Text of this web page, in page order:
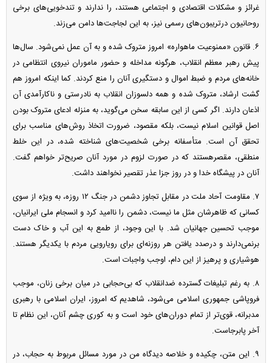
غرائز و مشکلات اقتصادی و اجتماعی هستند، را ندارند و تندخویی‌های برخی
روحانیون درتریبون‌های رسمی نیز، به این لجاجت‌ها دامن می‌زند.
۶. قانون «ممنوعیت ماهواره» امروز متروک شده و به آن عمل نمی‌‎شود. سال‌ها
پیش رهبر معظم انقلاب، هرگونه مداخله و حضور ماموران نیروی انتظامی در
خانه‌های مردم و ضبط اموال و دستگیری آنان را منع کردند. کما اینکه امروز هم
گشت ارشاد، متروک شده و همه دلسوزان انقلاب به نادرستی و ناکارآمدی آن
اذعان دارند. اگر کسی از این سابقه سخن می‌گوید، به منزله ادعای متروک بودن
اصل قوانین اسلام نیست، بلکه مقصود، ضرورت اتخاذ روش‌های مناسب برای
تحقق آن است. متأسفانه برخی شخصیت‌های شناخته شده، در این خلط
منطقی، مقصرهستند که در صورت لزوم در مورد آنان صریح‌تر خواهم گفت.
آنان در پیشگاه خدا و در روز جزا عذر تقصیر نخواهند داشت.
۷. مقاومت آحاد ملت در مقابل تجاوز دشمن در جنگ ۱۲ روزه، به ویژه از سوی
کسانی که ظاهرشان مثل ما نیست، دشمن را ناامید کرد و انسجام ملی ایرانیان،
موجب تحسین جهانیان شد. با این وجود، از طمع به این آب و خاک دست
برنمی‌دارند و درصدد یافتن هر روزنه‌ای برای رویارویی مردم با یکدیگر هستند.
هوشیاری و پرهیز از این دام، اوجب واجبات است.
۸. به رغم تبلیغات گسترده ضدانقلاب که بی‌حجابی در میان برخی زنان، موجب
فروپاشی جمهوری اسلامی می‌شود، شاهدیم که امروز، ایران اسلامی با رهبری
مدبرانه، قوی‌تر از تمام دوران‌های خود است و به کوری چشم آنان، این نظام تا
آخر پابرجاست.
۹. این متن، چکیده و خلاصه دیدگاه من در مورد مسائل مربوط به حجاب، در